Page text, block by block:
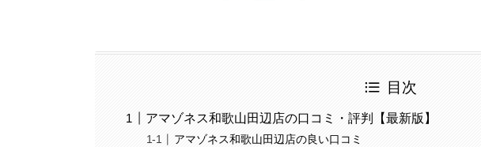
目次
アマゾネス和歌山田辺店の口コミ・評判【最新版】
アマゾネス和歌山田辺店の良い口コミ